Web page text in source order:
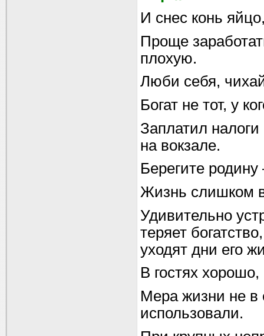
И снес конь
Проще
плохую.
Люби себя,
Богат не тот, у
Заплатил
на вокзале.
Берегите
Жизнь слишком
Удивительно
теряет
уходят дни его
В гостях
Мера жизни не в
использовали.